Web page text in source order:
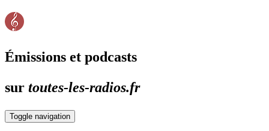
Émissions et podcasts
sur toutes-les-radios.fr
Toggle navigation